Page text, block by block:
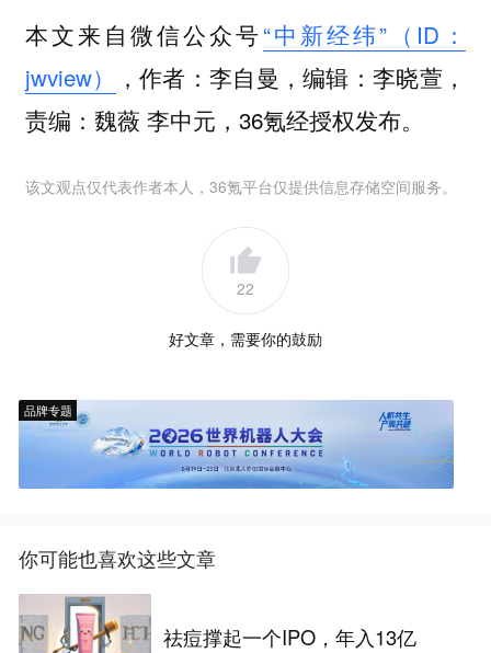
本文来自微信公众号“中新经纬”（ID：
jwview）
，作者：李自曼，编辑：李晓萱，
责编：魏薇 李中元，36氪经授权发布。
该文观点仅代表作者本人，36氪平台仅提供信息存储空间服务。
22
好文章，需要你的鼓励
品牌专题
你可能也喜欢这些文章
祛痘撑起一个IPO，年入13亿